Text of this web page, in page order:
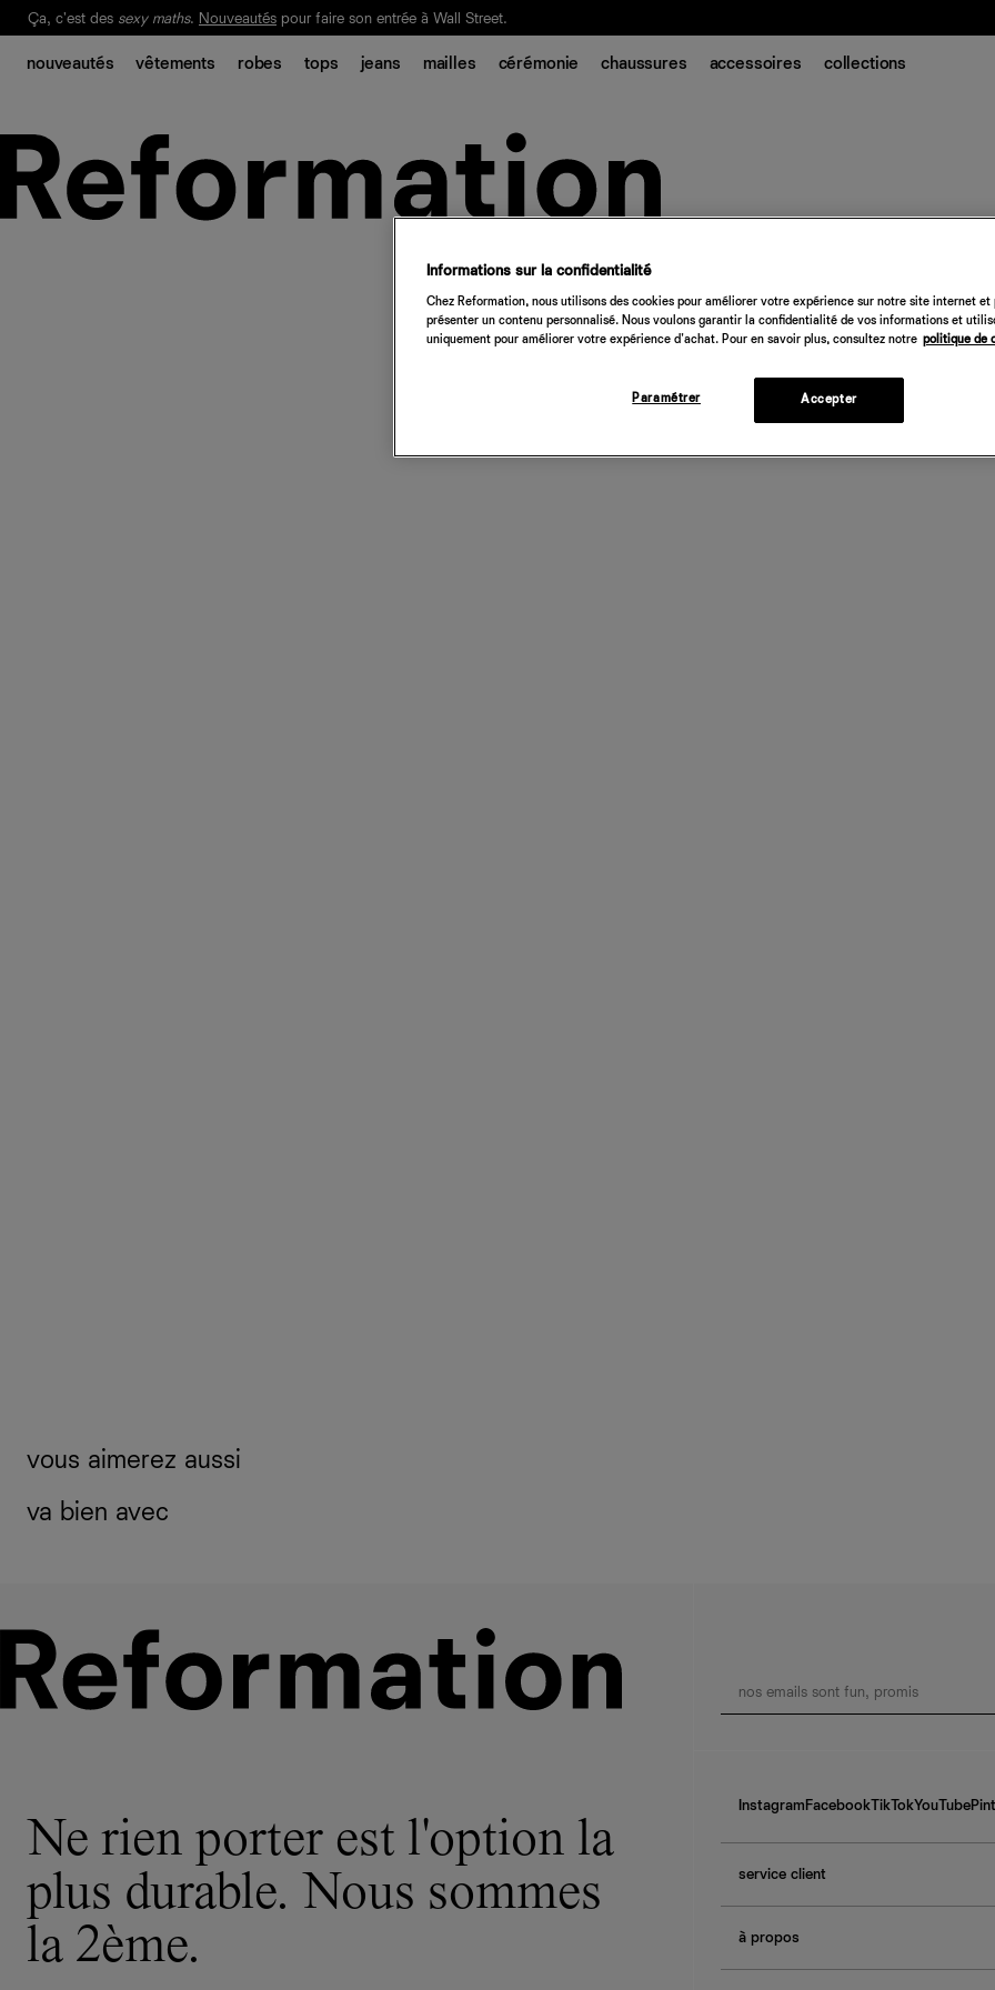
Notre Bilan Responsable 2025 est ici. Lisez-le
Ça, c'est des sexy maths. Nouveautés pour faire son entrée à Wall Street.
nouveautés vêtements robes tops jeans mailles cérémonie chaussures accessoires collections
vous aimerez aussi
va bien avec
Ne rien porter est l'option la
plus durable. Nous sommes
la 2ème.
Instagram FacebookTikTokYouTube
service client
contactez-nous
guide des tailles
à propos
Informations sur la confidentialité
Chez Reformation, nous utilisons des cookies pour améliorer votre expérience sur notre site internet et
présenter un contenu personnalisé. Nous voulons garantir la confidentialité de vos informations et
uniquement pour améliorer votre expérience d'achat. Pour en savoir plus, consultez notre politique de
Paramétrer Accepter